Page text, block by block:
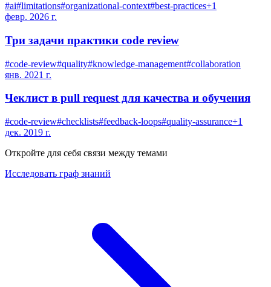
#ai#limitations#organizational-context#best-practices+1
февр. 2026 г.
Три задачи практики code review
#code-review#quality#knowledge-management#collaboration
янв. 2021 г.
Чеклист в pull request для качества и обучения
#code-review#checklists#feedback-loops#quality-assurance+1
дек. 2019 г.
Откройте для себя связи между темами
Исследовать граф знаний